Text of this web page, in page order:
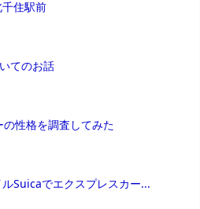
住駅前
てのお話
性格を調査してみた
Suicaでエクスプレスカー...